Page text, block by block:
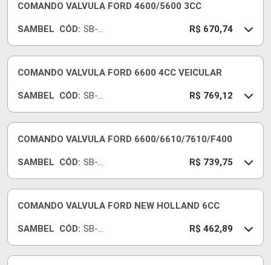
COMANDO VALVULA FORD 4600/5600 3CC
SAMBEL CÓD: SB-
R$ 670,74
COMANDO VALVULA FORD 6600 4CC VEICULAR
SAMBEL CÓD: SB-
R$ 769,12
COMANDO VALVULA FORD 6600/6610/7610/F400
SAMBEL CÓD: SB-
R$ 739,75
COMANDO VALVULA FORD NEW HOLLAND 6CC
SAMBEL CÓD: SB-
R$ 462,89